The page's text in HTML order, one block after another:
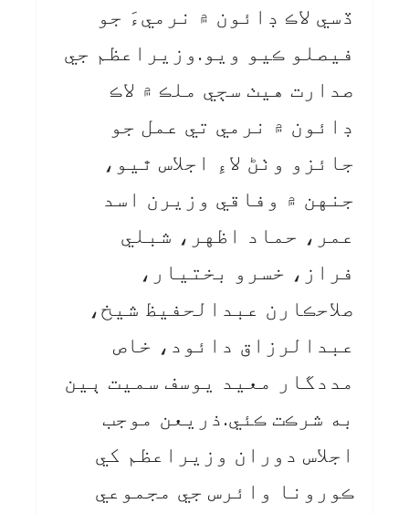
ڏسي لاڪ ڊائون ۾ نرميءَ جو
فيصلو ڪيو ويو.وزيراعظم جي
صدارت هيٺ سڄي ملڪ ۾ لاڪ
ڊائون ۾ نرمي تي عمل جو
جائزو وٺڻ لاءِ اجلاس ٿيو،
جنهن ۾ وفاقي وزيرن اسد
عمر، حماد اظهر، شبلي
فراز، خسرو بختيار،
صلاحڪارن عبدالحفيظ شيخ،
عبدالرزاق دائود، خاص
مددگار معيد يوسف سميت ٻين
به شرڪت ڪئي.ذريعن موجب
اجلاس دوران وزيراعظم کي
ڪورونا وائرس جي مجموعي